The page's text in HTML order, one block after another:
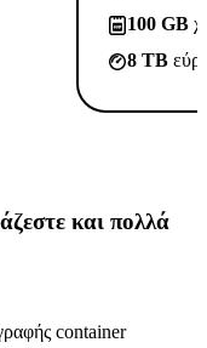
100 GB
8 TB
και πολλά
container